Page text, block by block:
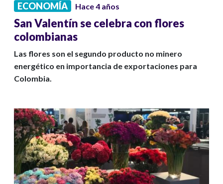
ECONOMÍA Hace 4 años
San Valentín se celebra con flores
colombianas
Las flores son el segundo producto no minero
energético en importancia de exportaciones para
Colombia.